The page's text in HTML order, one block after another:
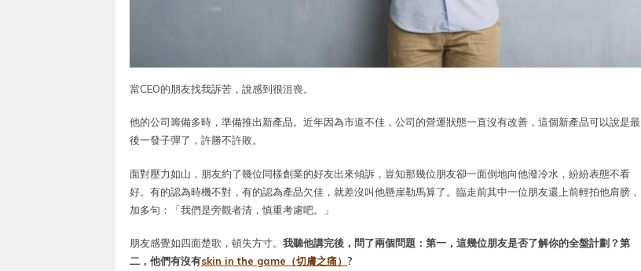
當CEO的朋友找我訴苦，說感到很沮喪。
他的公司籌備多時，準備推出新產品。近年因為市道不佳，公司的營運狀態一直沒有改善，這個新產品可以說是最
後一發子彈了，許勝不許敗。
面對壓力如山，朋友約了幾位同樣創業的好友出來傾訴，豈知那幾位朋友卻一面倒地向他潑冷水，紛紛表態不看
好。有的認為時機不對，有的認為產品欠佳，就差沒叫他懸崖勒馬算了。臨走前其中一位朋友還上前輕拍他肩膀，
加多句：「我們是旁觀者清，慎重考慮吧。」
朋友感覺如四面楚歌，頓失方寸。 我聽他講完後，問了兩個問題：第一，這幾位朋友是否了解你的全盤計劃？第
二，他們有沒有skin in the game（切膚之痛） ?